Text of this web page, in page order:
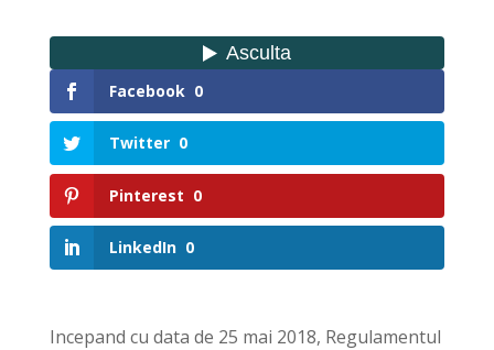
Facebook 0
Twitter 0
Pinterest 0
LinkedIn 0
Incepand cu data de 25 mai 2018, Regulamentul